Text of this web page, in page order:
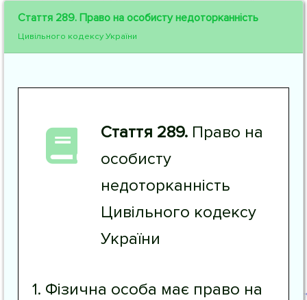
Стаття 289. Право на особисту недоторканність
Цивільного кодексу України
Стаття 289. Право на
особисту
недоторканність
Цивільного кодексу
України
1. Фізична особа має право на